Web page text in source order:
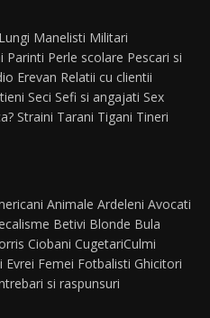
Lungi Manelisti Militari
Parinti Perle scolare Pescari si
Erevan Relatii cu clientii
Seci Sefi si angajati Sex
Straini Tarani Tigani Tineri
Animale Ardeleni Avocati
Betivi Blonde Bula
Ciobani CugetariCulmi
Evrei Femei Fotbalisti Ghicitori
si raspunsuri